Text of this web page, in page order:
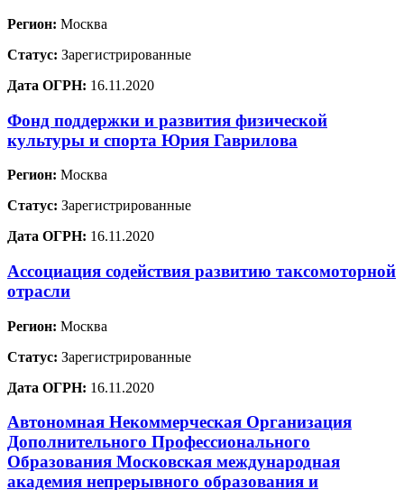
Регион: Москва
Статус: Зарегистрированные
Дата ОГРН: 16.11.2020
Фонд поддержки и развития физической
культуры и спорта Юрия Гаврилова
Регион: Москва
Статус: Зарегистрированные
Дата ОГРН: 16.11.2020
Ассоциация содействия развитию таксомоторной
отрасли
Регион: Москва
Статус: Зарегистрированные
Дата ОГРН: 16.11.2020
Автономная Некоммерческая Организация
Дополнительного Профессионального
Образования Московская международная
академия непрерывного образования и